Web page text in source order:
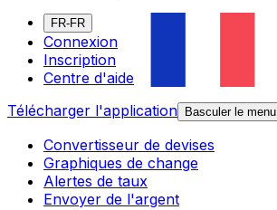
FR-FR
Connexion
Inscription
Centre d'aide
Télécharger l'application
Basculer le menu
Convertisseur de devises
Graphiques de change
Alertes de taux
Envoyer de l'argent